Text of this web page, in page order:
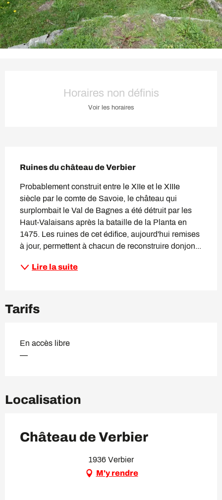
Horaires non définis
Voir les horaires
Ruines du château de Verbier
Probablement construit entre le XIIe et le XIIIe
siècle par le comte de Savoie, le château qui
surplombait le Val de Bagnes a été détruit par les
Haut-Valaisans après la bataille de la Planta en
1475. Les ruines de cet édifice, aujourd'hui remises
à jour, permettent à chacun de reconstruire donjon...
Lire la suite
Tarifs
En accès libre
—
Localisation
Château de Verbier
1936 Verbier
M'y rendre